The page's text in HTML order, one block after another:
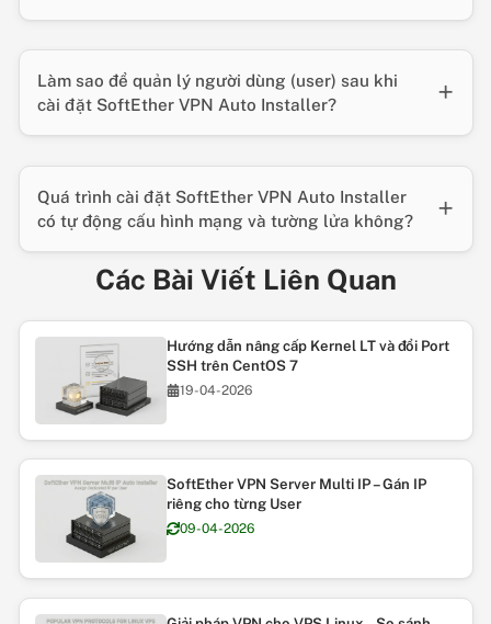
Làm sao để quản lý người dùng (user) sau khi
cài đặt SoftEther VPN Auto Installer?
Quá trình cài đặt SoftEther VPN Auto Installer
có tự động cấu hình mạng và tường lửa không?
Các Bài Viết Liên Quan
Hướng dẫn nâng cấp Kernel LT và đổi Port
SSH trên CentOS 7
19-04-2026
SoftEther VPN Server Multi IP – Gán IP
riêng cho từng User
09-04-2026